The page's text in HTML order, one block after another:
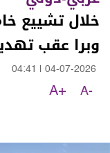
خلال تشييع
وبرا عقب
04-07-2026
04:41
A-
A+